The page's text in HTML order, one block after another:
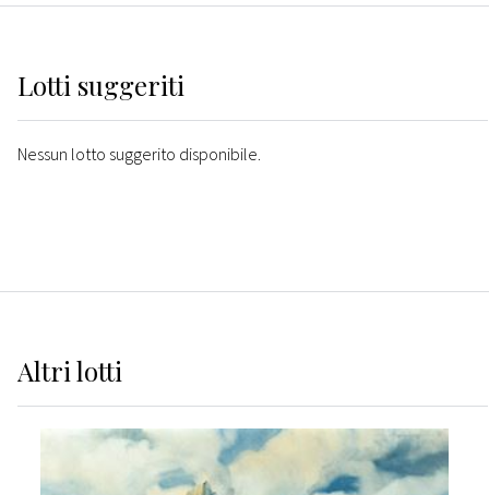
Lotti suggeriti
Nessun lotto suggerito disponibile.
Altrilotti